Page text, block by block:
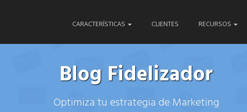
CARACTERÍSTICAS CLIENTES RECURSOS
Blog Fidelizador
Optimiza tu estrategia de Marketing